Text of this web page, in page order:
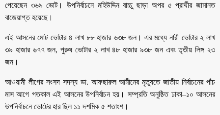
পেয়েছেন ৩৬৯ ভোট। উপনির্বাচনে মহিউদ্দিন বাচ্চু ছাড়া অপর ৫ প্রার্থীর জামানত
বাজেয়াপ্ত হয়েছে।
এই আসনের মোট ভোটার ৪ লাখ ৮৮ হাজার ৬৩৮ জন। এর মধ্যে নারী ভোটার ২ লাখ
৩৯ হাজার ৬৭৭ জন, পুরুষ ভোটার ২ লাখ ৪৮ হাজার ৯৩৮ জন এবং তৃতীয় লিঙ্গ ২৩
জন।
আওয়ামী লীগের সংসদ সদস্য ডা. আফছারুল আমীনের মৃত্যুতে জাতীয় নির্বাচনের পাঁচ
মাস আগে গতকাল এই আসনের উপনির্বাচন হয়। সম্প্রতি অনুষ্ঠিত ঢাকা–১০ আসনের
উপনির্বাচনে ভোটের হার ছিল ১১ দশমিক ৫ শতাংশ।